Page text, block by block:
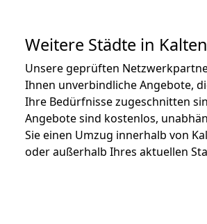
Weitere Städte in
Unsere geprüften
Ihnen unverbindliche Angebote,
Ihre Bedürfnisse zugeschnitten
Angebote sind kostenlos,
Sie einen Umzug innerhalb von
oder außerhalb Ihres aktuellen